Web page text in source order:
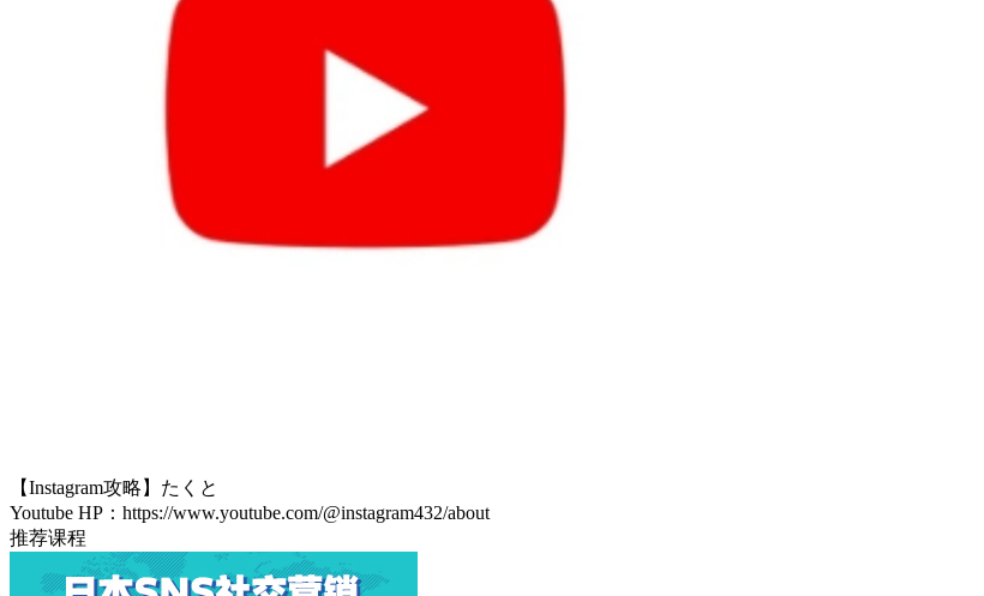
【Instagram攻略】たくと
Youtube HP：https://www.youtube.com/@instagram432/about
推荐课程